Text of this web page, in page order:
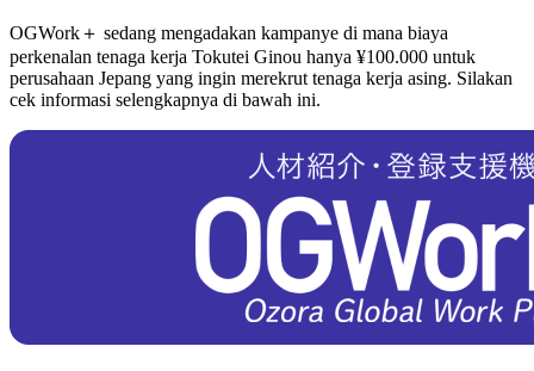
OGWork＋ sedang mengadakan kampanye di mana biaya
perkenalan tenaga kerja Tokutei Ginou hanya ¥100.000 untuk
perusahaan Jepang yang ingin merekrut tenaga kerja asing. Silakan
cek informasi selengkapnya di bawah ini.